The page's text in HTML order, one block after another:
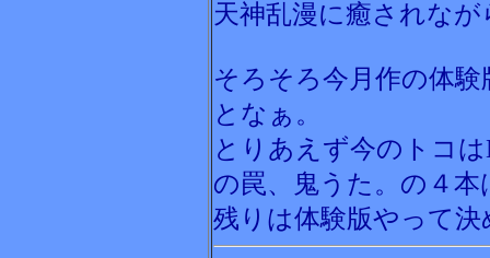
天神乱漫に癒されな
そろそろ今月作の体
となぁ。
とりあえず今のトコ
の罠、鬼うた。の４本
残りは体験版やって決